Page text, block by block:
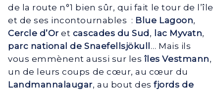
de la route n°1 bien sûr, qui fait le tour de l’île
et de ses incontournables : Blue Lagoon,
Cercle d’Or et cascades du Sud, lac Myvatn,
parc national de Snaefellsjökull … Mais ils
vous emmènent aussi sur les îles Vestmann,
un de leurs coups de cœur, au cœur du
Landmannalaugar, au bout desfjords de